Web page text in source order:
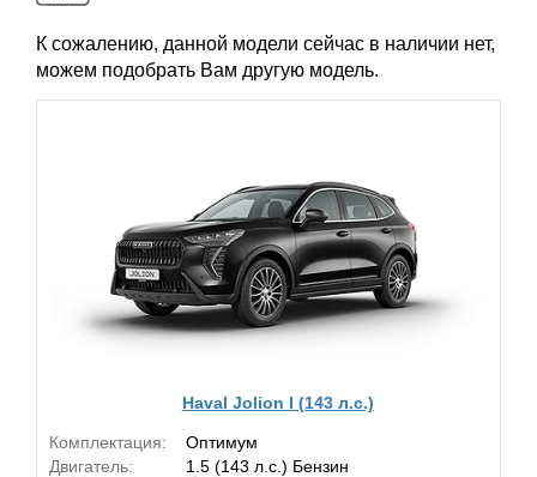
К сожалению, данной модели сейчас в наличии нет,
можем подобрать Вам другую модель.
Haval Jolion I (143 л.с.)
Комплектация:
Оптимум
Двигатель:
1.5 (143 л.с.) Бензин